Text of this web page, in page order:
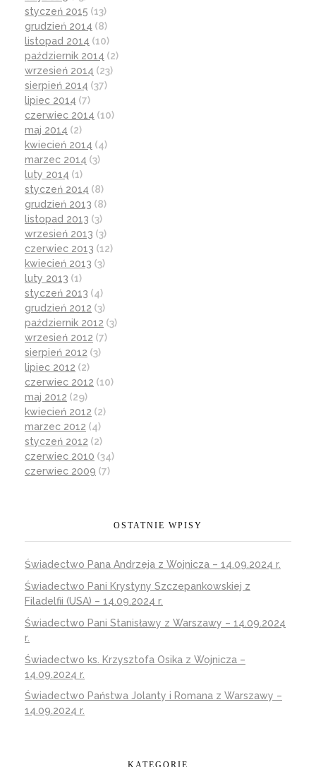
styczeń 2015 (13)
grudzień 2014 (8)
listopad 2014 (10)
październik 2014 (2)
wrzesień 2014 (23)
sierpień 2014 (37)
lipiec 2014 (7)
czerwiec 2014 (10)
maj 2014 (2)
kwiecień 2014 (4)
marzec 2014 (3)
luty 2014 (1)
styczeń 2014 (8)
grudzień 2013 (8)
listopad 2013 (3)
wrzesień 2013 (3)
czerwiec 2013 (12)
kwiecień 2013 (3)
luty 2013 (1)
styczeń 2013 (4)
grudzień 2012 (3)
październik 2012 (3)
wrzesień 2012 (7)
sierpień 2012 (3)
lipiec 2012 (2)
czerwiec 2012 (10)
maj 2012 (29)
kwiecień 2012 (2)
marzec 2012 (4)
styczeń 2012 (2)
czerwiec 2010 (34)
czerwiec 2009 (7)
OSTATNIE WPISY
Świadectwo Pana Andrzeja z Wojnicza – 14.09.2024 r.
Świadectwo Pani Krystyny Szczepankowskiej z
Filadelfii (USA) – 14.09.2024 r.
Świadectwo Pani Stanisławy z Warszawy – 14.09.2024
r.
Świadectwo ks. Krzysztofa Osika z Wojnicza –
14.09.2024 r.
Świadectwo Państwa Jolanty i Romana z Warszawy –
14.09.2024 r.